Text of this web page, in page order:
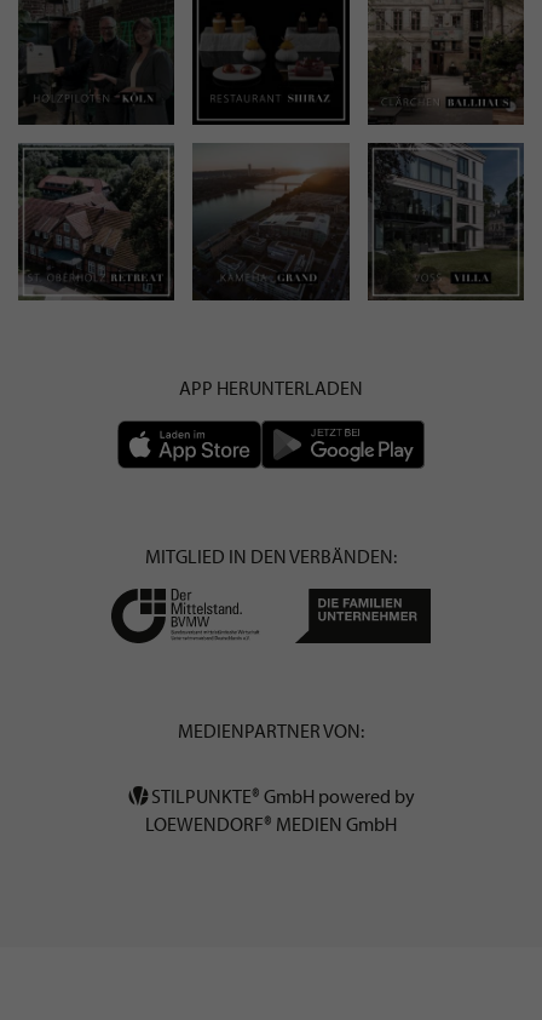
APP HERUNTERLADEN
MITGLIED IN DEN VERBÄNDEN:
MEDIENPARTNER VON:
STILPUNKTE® GmbH powered by
LOEWENDORF® MEDIEN GmbH